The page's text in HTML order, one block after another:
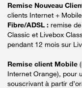
Remise Nouveau
clients Internet +
Fibre/ADSL : remise
Classic et Livebox
pendant 12 mois sur
Remise client Mobile
Internet Orange), pour
souscrivant à partir